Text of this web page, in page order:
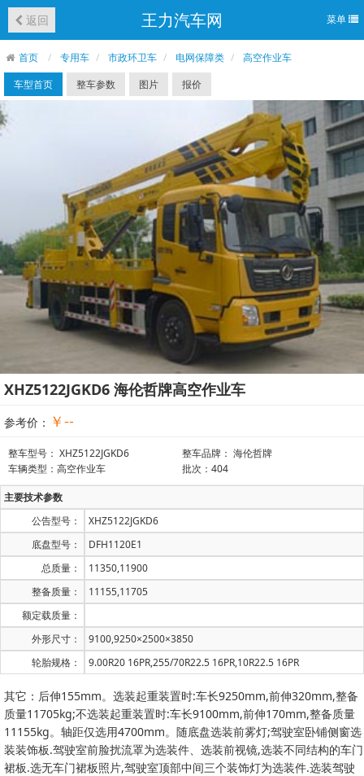
返回 王力汽车网 菜单
首页 专用车 市政环卫车 电网保障类
高空作业车
车型首页
整车参数 图片 报价
XHZ5122JGKD6 海伦哲牌高空作业车
参考价： ￥--
整车型号： XHZ5122JGKD6
整车品牌： 海伦哲牌
车辆类型：高空作业车
批次：404
主要技术参数
公告型号：
XHZ5122JGKD6
底盘型号：
DFH1120E1
总质量：
11350,11900
整备质量：
11155,11705
额定载质量：
外形尺寸：
9100,9250×2500×3850
轮胎规格：
9.00R20 16PR,255/70R22.5 16PR,10R22.5 16PR
其它：后伸155mm。选装起重装置时:车长9250mm,前伸320mm,整备
质量11705kg;不选装起重装置时:车长9100mm,前伸170mm,整备质量
11155kg。轴距仅选用4700mm。随底盘选装前雾灯;驾驶室卧铺侧窗选
装装饰板.驾驶室前脸扰流罩为选装件、选装前视镜,选装不同结构的车门
裙板.选无车门裙板照片,驾驶室顶部中间三个装饰灯为选装件.选装驾驶